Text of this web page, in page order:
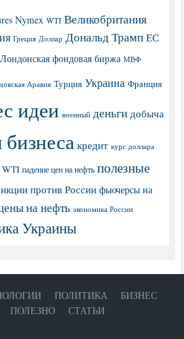
Nymex WTI Великобритания
Греция Доллар Дональд Трамп ЕС
Лондонская фондовая биржа МВФ
Аравия Турция Украина Франция
идеи военный деньги добыча
кредит курс доллара
WTI падение цен на нефть полезные
против России фьючерсы на
на нефть экономика России
Украины
ПОЛИТИКА
БИЗНЕС
ПОЛЕЗНО СТАТЬИ